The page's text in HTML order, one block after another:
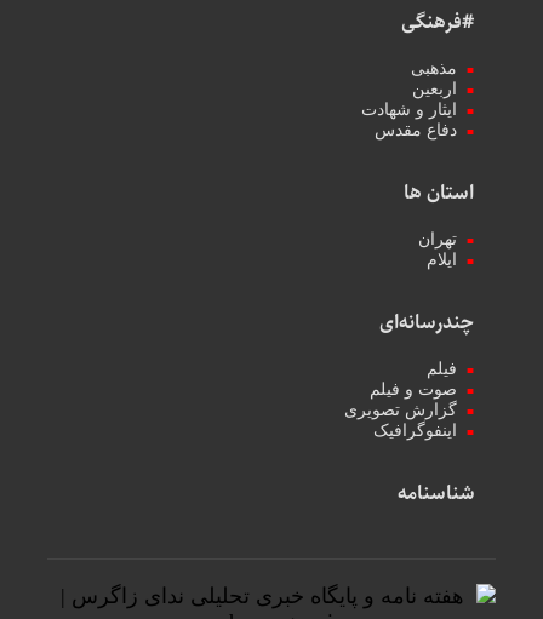
#فرهنگی
مذهبی
اربعین
ایثار و شهادت
دفاع مقدس
استان ها
تهران
ایلام
چندرسانه‌ای
فیلم
صوت و فیلم
گزارش تصویری
اینفوگرافیک
شناسنامه